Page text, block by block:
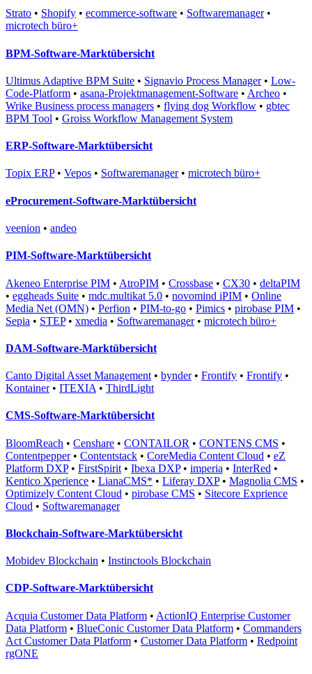
Strato • Shopify • ecommerce-software • Softwaremanager•
microtech büro+
BPM-Software-Marktübersicht
Ultimus Adaptive BPM Suite • Signavio Process Manager• Low-
Code-Platform • asana-Projektmanagement-Software • Archeo •
Wrike Business process managers • flying dog Workflow • gbtec
BPM Tool • Groiss Workflow Management System
ERP-Software-Marktübersicht
Topix ERP• Vepos • Softwaremanager• microtech büro+
eProcurement-Software-Marktübersicht
veenion • andeo
PIM-Software-Marktübersicht
Akeneo Enterprise PIM • AtroPIM • Crossbase • CX30 • deltaPIM
• eggheads Suite • mdc.multikat 5.0 • novomind iPIM • Online
Media Net (OMN) • Perfion • PIM-to-go • Pimics • pirobase PIM •
Sepia • STEP• xmedia • Softwaremanager• microtech büro+
DAM-Software-Marktübersicht
Canto Digital Asset Management • bynder• Frontify • Frontify •
Kontainer• ITEXIA • ThirdLight
CMS-Software-Marktübersicht
BloomReach • Censhare • CONTAILOR • CONTENS CMS •
Contentpepper• Contentstack • CoreMedia Content Cloud • eZ
Platform DXP• FirstSpirit • Ibexa DXP• imperia • InterRed •
Kentico Xperience • LianaCMS* • Liferay DXP• Magnolia CMS •
Optimizely Content Cloud • pirobase CMS • Sitecore Exprience
Cloud • Softwaremanager
Blockchain-Software-Marktübersicht
Mobidev Blockchain • Instinctools Blockchain
CDP-Software-Marktübersicht
Acquia Customer Data Platform • ActionIQ Enterprise Customer
Data Platform • BlueConic Customer Data Platform • Commanders
Act Customer Data Platform • Customer Data Platform • Redpoint
rgONE